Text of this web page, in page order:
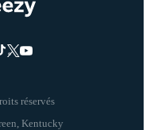
réservés